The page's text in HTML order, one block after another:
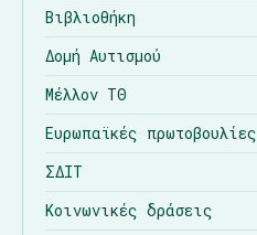
Βιβλιοθήκη
Δομή Αυτισμού
Μέλλον ΤΘ
Ευρωπαϊκές πρωτοβουλίες
ΣΔΙΤ
Κοινωνικές δράσεις